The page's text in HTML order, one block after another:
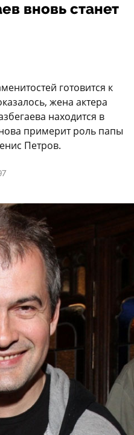
вновь станет
готовится к
жена актера
находится в
примерит роль папы
Петров.